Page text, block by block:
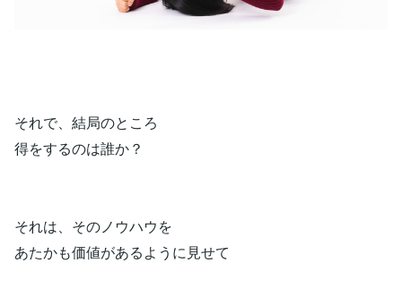
それで、結局のところ
得をするのは誰か？
それは、そのノウハウを
あたかも価値があるように見せて